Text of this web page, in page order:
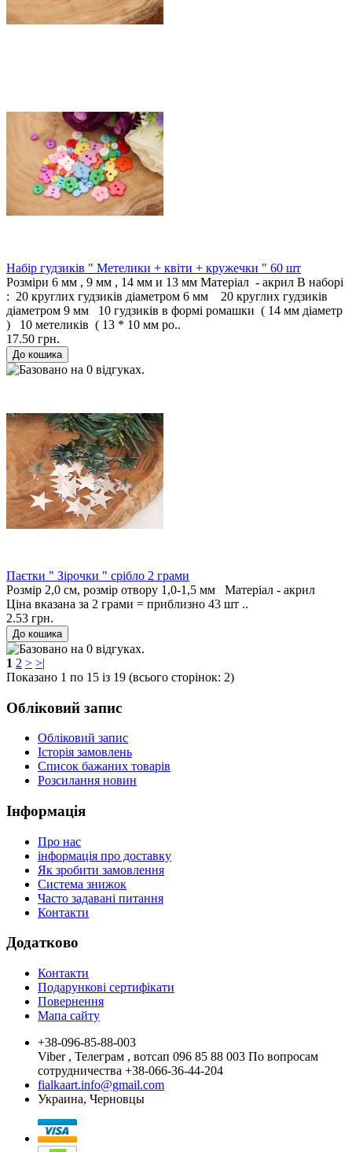
Набір гудзиків " Метелики + квіти + кружечки " 60 шт
Розміри 6 мм , 9 мм , 14 мм и 13 мм Матеріал - акрил В наборі
: 20 круглих гудзиків діаметром 6 мм 20 круглих гудзиків
діаметром 9 мм 10 гудзиків в формі ромашки ( 14 мм діаметр
) 10 метеликів ( 13 * 10 мм ро..
17.50 грн.
Паєтки " Зірочки " срібло 2 грами
Розмір 2,0 см, розмір отвору 1,0-1,5 мм Матеріал - акрил
Ціна вказана за 2 грами = приблизно 43 шт ..
2.53 грн.
1 2 > >|
Показано 1 по 15 із 19 (всього сторінок: 2)
Обліковий запис
Обліковий запис
Історія замовлень
Список бажаних товарів
Розсилання новин
Інформація
Про нас
інформація про доставку
Як зробити замовлення
Система знижок
Часто задавані питання
Контакти
Додатково
Контакти
Подарункові сертифікати
Повернення
Мапа сайту
+38-096-85-88-003
Viber , Телеграм , вотсап 096 85 88 003 По вопросам
сотрудничества +38-066-36-44-204
fialkaart.info@gmail.com
Украина, Черновцы